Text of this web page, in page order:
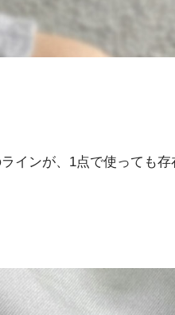
インが、1点で使っても存